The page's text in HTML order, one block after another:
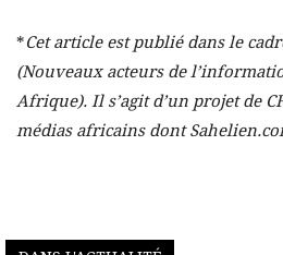
*Cet article est publié dans le
(Nouveaux acteurs de
Afrique). Il s’agit d’un projet de
médias africains dont